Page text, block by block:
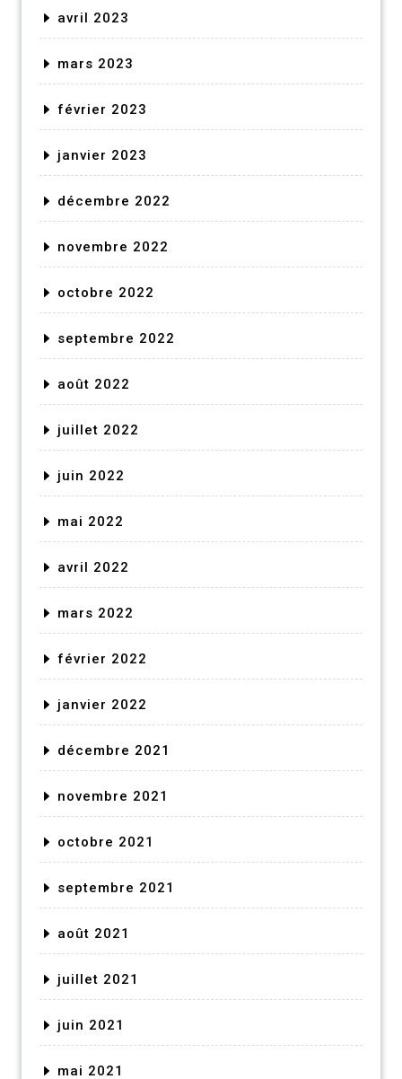
avril 2023
mars 2023
février 2023
janvier 2023
décembre 2022
novembre 2022
octobre 2022
septembre 2022
août 2022
juillet 2022
juin 2022
mai 2022
avril 2022
mars 2022
février 2022
janvier 2022
décembre 2021
novembre 2021
octobre 2021
septembre 2021
août 2021
juillet 2021
juin 2021
mai 2021